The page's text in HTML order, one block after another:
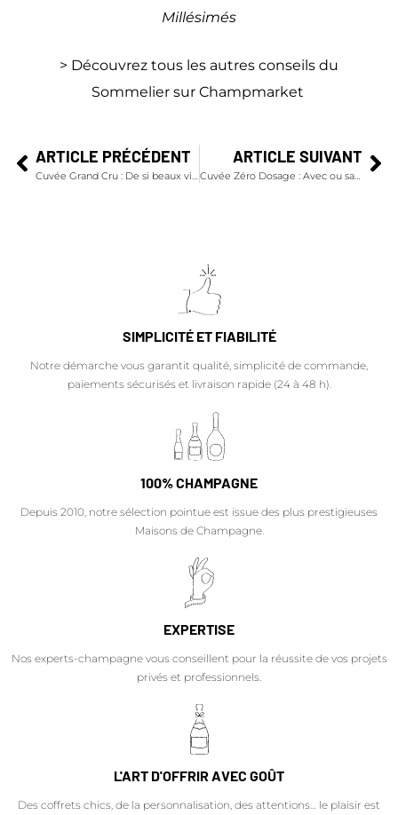
Millésimés
> Découvrez tous les autres conseils du
Sommelier sur Champmarket
ARTICLE PRÉCÉDENT ARTICLE SUIVANT
Cuvée Zéro Dosage : Avec ou sans sucre ?
SIMPLICITÉ ET FIABILITÉ
Notre démarche vous garantit qualité, simplicité de commande,
paiements sécurisés et livraison rapide (24 à 48 h).
100% CHAMPAGNE
Depuis 2010, notre sélection pointue est issue des plus prestigieuses
Maisons de Champagne.
EXPERTISE
Nos experts-champagne vous conseillent pour la réussite de vos projets
privés et professionnels.
L'ART D'OFFRIR AVEC GOÛT
Des coffrets chics, de la personnalisation, des attentions… le plaisir est